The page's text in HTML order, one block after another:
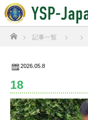
ホーム
記事一覧
2026.05.8
18